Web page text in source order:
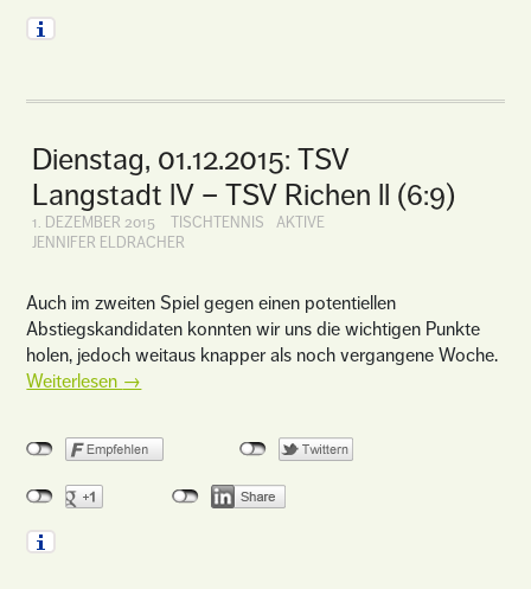
Dienstag, 01.12.2015: TSV
Langstadt lV – TSV Richen ll (6:9)
1. DEZEMBER 2015 TISCHTENNIS
AKTIVE
JENNIFER ELDRACHER
Auch im zweiten Spiel gegen einen potentiellen
Abstiegskandidaten konnten wir uns die wichtigen Punkte
holen, jedoch weitaus knapper als noch vergangene Woche.
Weiterlesen →